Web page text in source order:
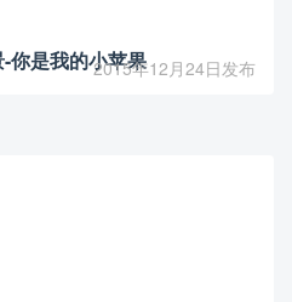
你是我的小苹果2015年12月24日发布